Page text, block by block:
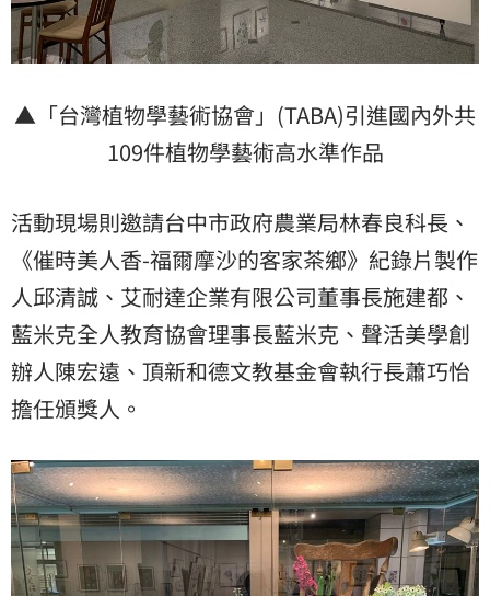
▲「台灣植物學藝術協會」(TABA)引進國內外共
109件植物學藝術高水準作品
活動現場則邀請台中市政府農業局林春良科長、
《催時美人香-福爾摩沙的客家茶鄉》紀錄片製作
人邱清誠、艾耐達企業有限公司董事長施建都、
藍米克全人教育協會理事長藍米克、聲活美學創
辦人陳宏遠、頂新和德文教基金會執行長蕭巧怡
擔任頒獎人。